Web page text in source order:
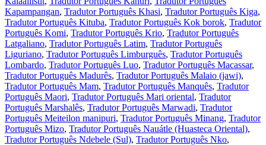
Kapampangan, Tradutor Português Khasi, Tradutor Português Kiga,
Tradutor Português Kituba, Tradutor Português Kok borok, Tradutor
Português Komi, Tradutor Português Krio, Tradutor Português
Latgaliano, Tradutor Português Latim, Tradutor Português
Liguriano, Tradutor Português Limburguês, Tradutor Português
Lombardo, Tradutor Português Luo, Tradutor Português Macassar,
Tradutor Português Madurês, Tradutor Português Malaio (jawi),
Tradutor Português Mam, Tradutor Português Manquês, Tradutor
Português Maori, Tradutor Português Mari oriental, Tradutor
Português Marshalês, Tradutor Português Marwadi, Tradutor
Português Meiteilon manipuri, Tradutor Português Minang, Tradutor
Português Mizo, Tradutor Português Nauátle (Huasteca Oriental),
Tradutor Português Ndebele (Sul), Tradutor Português Nko,